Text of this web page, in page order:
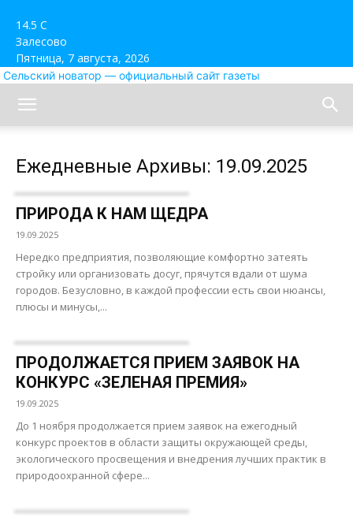
14.5 C
Залесово
Пятница, 7 августа, 2026
Сельский новатор — официальный сайт газеты
Ежедневные Архивы: 19.09.2025
ПРИРОДА К НАМ ЩЕДРА
19.09.2025
Нередко предприятия, позволяющие комфортно затеять
стройку или организовать досуг, прячутся вдали от шума
городов. Безусловно, в каждой профессии есть свои нюансы,
плюсы и минусы,...
ПРОДОЛЖАЕТСЯ ПРИЕМ ЗАЯВОК НА
КОНКУРС «ЗЕЛЕНАЯ ПРЕМИЯ»
19.09.2025
До 1 ноября продолжается прием заявок на ежегодный
конкурс проектов в области защиты окружающей среды,
экологического просвещения и внедрения лучших практик в
природоохранной сфере...